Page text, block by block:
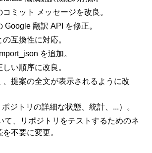
ミット メッセージを改良。
Google 翻訳 API を修正。
互換性に対応。
を追加。
い順序に改良。
、提案の全文が表示されるように改
ジトリの詳細な状態、統計、...）。
て、リポジトリをテストするためのネ
不要に変更。